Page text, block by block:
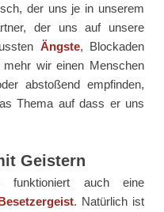
der uns je in unserem
der uns auf unsere
Ängste, Blockaden
wir einen Menschen
abstoßend empfinden,
Thema auf dass er uns
Geistern
funktioniert auch eine
. Natürlich ist